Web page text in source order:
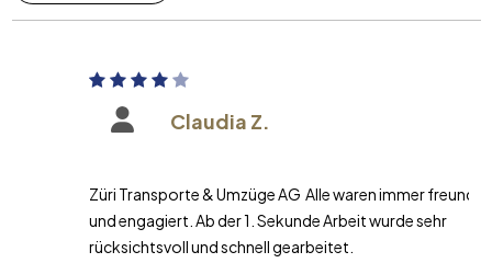
Claudia Z.
Züri Transporte & Umzüge AG Alle waren immer freundlich
und engagiert. Ab der 1. Sekunde Arbeit wurde sehr
rücksichtsvoll und schnell gearbeitet.